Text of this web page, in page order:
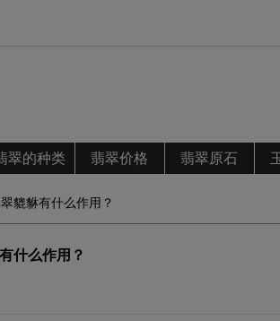
翠的种类 翡翠价格 翡翠原石
貔貅有什么作用？
什么作用？